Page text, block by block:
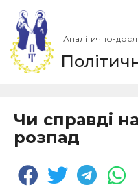
Аналітично-
Чи справді
розпад